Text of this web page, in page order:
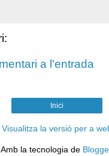
a l'entrada
Inici
Visualitza la versió per a
Amb la tecnologia de